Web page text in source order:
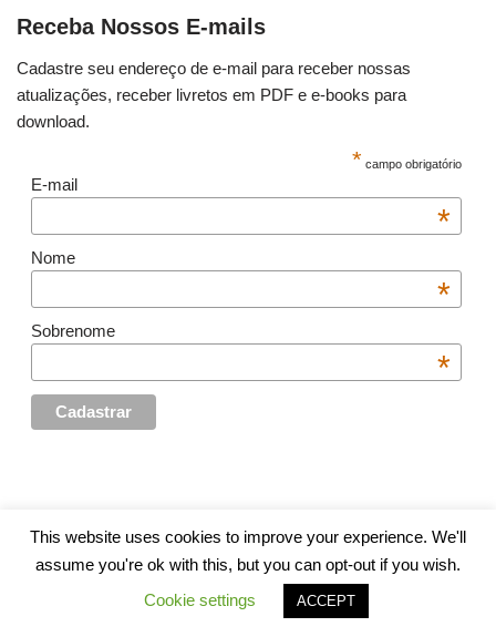
Receba Nossos E-mails
Cadastre seu endereço de e-mail para receber nossas
atualizações, receber livretos em PDF e e-books para
download.
* campo obrigatório
E-mail
*
Nome
*
Sobrenome
*
This website uses cookies to improve your experience. We'll
assume you're ok with this, but you can opt-out if you wish.
Cookie settings
ACCEPT